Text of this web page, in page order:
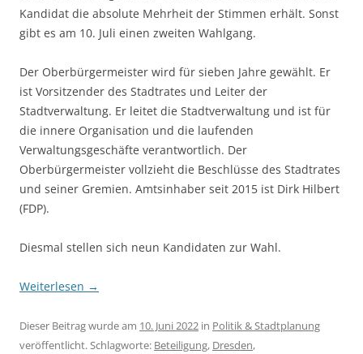
Kandidat die absolute Mehrheit der Stimmen erhält. Sonst
gibt es am 10. Juli einen zweiten Wahlgang.
Der Oberbürgermeister wird für sieben Jahre gewählt. Er
ist Vorsitzender des Stadtrates und Leiter der
Stadtverwaltung. Er leitet die Stadtverwaltung und ist für
die innere Organisation und die laufenden
Verwaltungsgeschäfte verantwortlich. Der
Oberbürgermeister vollzieht die Beschlüsse des Stadtrates
und seiner Gremien. Amtsinhaber seit 2015 ist Dirk Hilbert
(FDP).
Diesmal stellen sich neun Kandidaten zur Wahl.
Weiterlesen →
Dieser Beitrag wurde am 10. Juni 2022 in Politik & Stadtplanung
veröffentlicht. Schlagworte: Beteiligung, Dresden,